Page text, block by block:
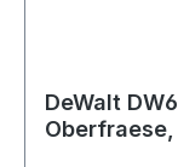
DeWalt
Oberfraese,